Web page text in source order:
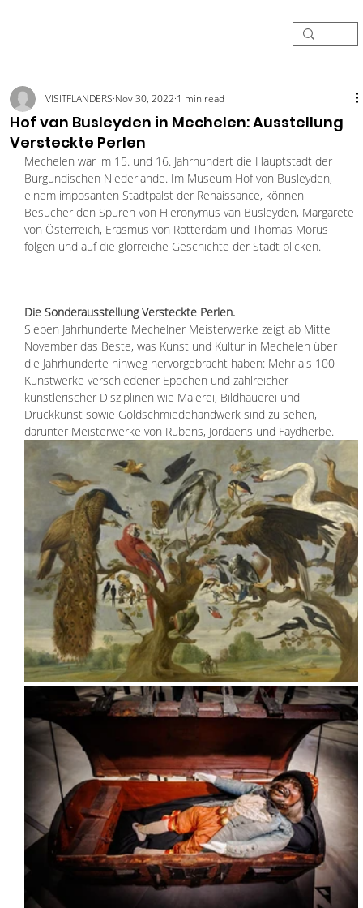
Hof van Busleyden in Mechelen: Ausstellung
Versteckte Perlen
VISITFLANDERS Nov 30, 2022 1 min read
Mechelen war im 15. und 16. Jahrhundert die Hauptstadt der
Burgundischen Niederlande. Im Museum Hof von Busleyden,
einem imposanten Stadtpalst der Renaissance, können
Besucher den Spuren von Hieronymus van Busleyden, Margarete
von Österreich, Erasmus von Rotterdam und Thomas Morus
folgen und auf die glorreiche Geschichte der Stadt blicken.
Die Sonderausstellung Versteckte Perlen.
Sieben Jahrhunderte Mechelner Meisterwerke zeigt ab Mitte
November das Beste, was Kunst und Kultur in Mechelen über
die Jahrhunderte hinweg hervorgebracht haben: Mehr als 100
Kunstwerke verschiedener Epochen und zahlreicher
künstlerischer Disziplinen wie Malerei, Bildhauerei und
Druckkunst sowie Goldschmiedehandwerk sind zu sehen,
darunter Meisterwerke von Rubens, Jordaens und Faydherbe.